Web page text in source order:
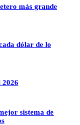
más grande
dólar de lo
2026
sistema de